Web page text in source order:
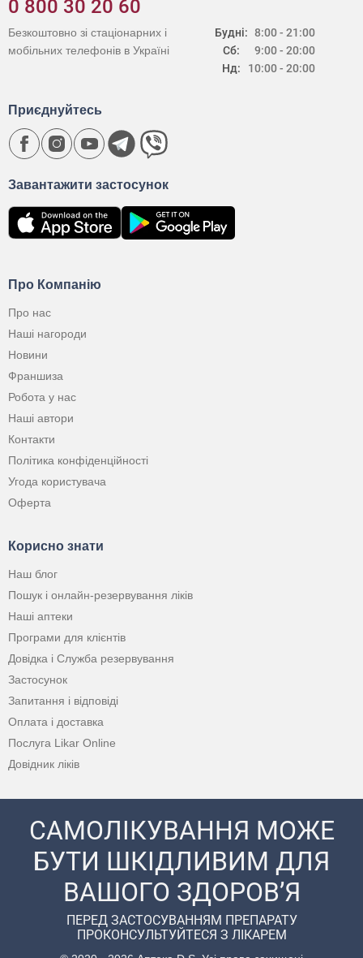
0 800 30 20 60
Будні:
Сб:
Нд:
8:00 - 21:00
9:00 - 20:00
10:00 - 20:00
Безкоштовно зі стаціонарних і
мобільних телефонів в Україні
Про Компанію
Про нас
Наші нагороди
Новини
Франшиза
Робота у нас
Наші автори
Контакти
Політика конфіденційності
Угода користувача
Оферта
Корисно знати
Наш блог
Пошук і онлайн-резервування ліків
Наші аптеки
Програми для клієнтів
Довідка і Служба резервування
Застосунок
Запитання і відповіді
Оплата і доставка
Послуга Likar Online
Довідник ліків
Завантажити застосунок
Приєднуйтесь
САМОЛІКУВАННЯ МОЖЕ
БУТИ ШКІДЛИВИМ ДЛЯ
ВАШОГО ЗДОРОВ’Я
ПЕРЕД ЗАСТОСУВАННЯМ ПРЕПАРАТУ
ПРОКОНСУЛЬТУЙТЕСЯ З ЛІКАРЕМ